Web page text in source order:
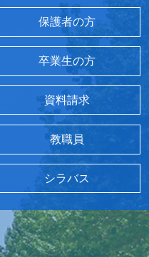
保護者の方
卒業生の方
資料請求
教職員
シラバス